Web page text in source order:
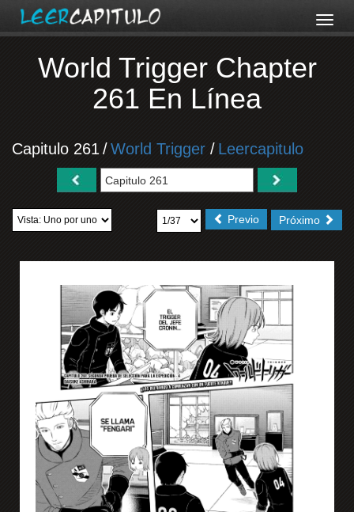
World Trigger Chapter
261 En Línea
Capitulo 261 /World Trigger / Leercapitulo
Próximo
Previo